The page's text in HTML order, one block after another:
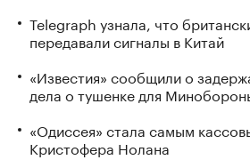
Telegraph узнала, что
передавали сигналы в Китай
«Известия» сообщили о
дела о тушенке для
«Одиссея» стала самым
Кристофера Нолана